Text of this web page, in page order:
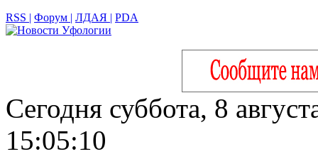
RSS | Форум | ЛДАЯ | PDA
Сегодня суббота, 8
15:05:11